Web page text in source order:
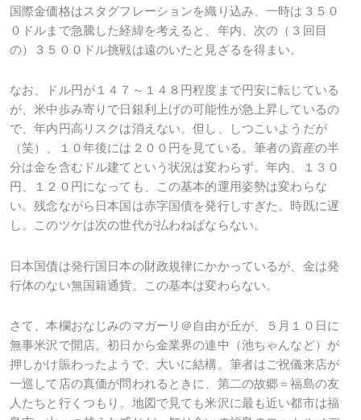
国際金価格はスタグフレーションを織り込み、一時は３５０
０ドルまで急騰した経緯を考えると、年内、次の（３回目
の）３５００ドル挑戦は遠のいたと見ざるを得まい。
なお、ドル円が１４７～１４８円程度まで円安に転じている
が、米中歩み寄りで日銀利上げの可能性が急上昇しているの
で、年内円高リスクは消えない。但し、しつこいようだが
（笑）、１０年後には２００円を見ている。筆者の資産の半
分は金を含むドル建てという状況は変わらず。年内、１３０
円、１２０円になっても、この基本的運用姿勢は変わらな
い。残念ながら日本国は赤字国債を発行しすぎた。時既に遅
し。このツケは次の世代が払わねばならない。
日本国債は発行国日本の財政規律にかかっているが、金は発
行体のない無国籍通貨。この基本は変わらない。
さて、本欄おなじみのマガーリ＠自由が丘が、５月１０日に
無事米沢で開店。初日から金業界の連中（池ちゃんなど）が
押しかけ賑わったようで、大いに結構。筆者はご祝儀来店が
一巡して店の真価が問われるときに、第二の故郷＝福島の友
人たちと行くつもり。地図で見ても米沢に最も近い都市は福